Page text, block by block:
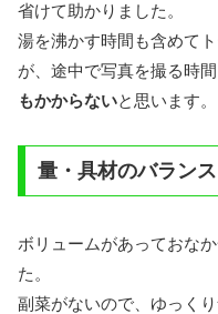
省けて助かりました。
湯を沸かす時間も含めて
が、途中で写真を撮る時
もかからないと思います。
量・具材のバランス
ボリュームがあっておな
た。
副菜がないので、ゆっく